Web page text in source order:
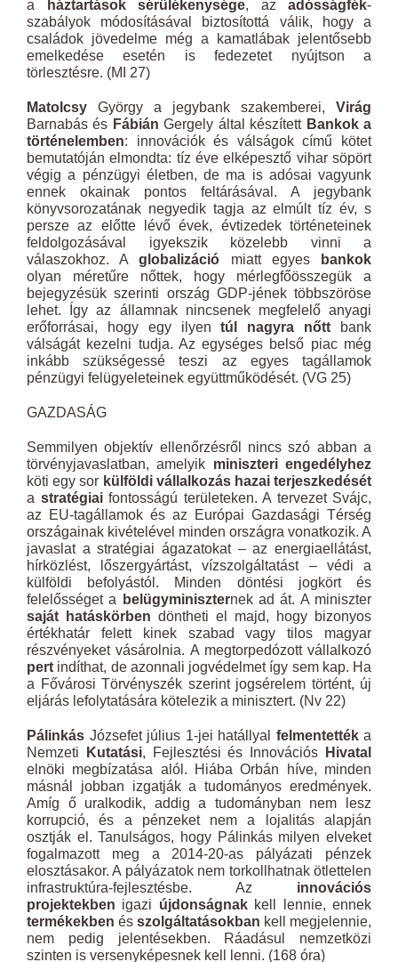
a háztartások sérülékenysége, az adósságfék-
szabályok módosításával biztosítottá válik, hogy a
családok jövedelme még a kamatlábak jelentősebb
emelkedése esetén is fedezetet nyújtson a
törlesztésre. (MI 27)
Matolcsy György a jegybank szakemberei, Virág
Barnabás és Fábián Gergely által készített Bankok a
történelemben: innovációk és válságok című kötet
bemutatóján elmondta: tíz éve elképesztő vihar söpört
végig a pénzügyi életben, de ma is adósai vagyunk
ennek okainak pontos feltárásával. A jegybank
könyvsorozatának negyedik tagja az elmúlt tíz év, s
persze az előtte lévő évek, évtizedek történeteinek
feldolgozásával igyekszik közelebb vinni a
válaszokhoz. Aglobalizáció miatt egyes
bankok
olyan méretűre nőttek, hogy mérlegfőösszegük a
bejegyzésük szerinti ország GDP-jének többszöröse
lehet. Így az államnak nincsenek megfelelő anyagi
erőforrásai, hogy egy ilyentúl nagyra nőtt bank
válságát kezelni tudja. Az egységes belső piac még
inkább szükségessé teszi az egyes tagállamok
pénzügyi felügyeleteinek együttműködését. (VG 25)
GAZDASÁG
Semmilyen objektív ellenőrzésről nincs szó abban a
törvényjavaslatban, amelyik miniszteri engedélyhez
köti egy sor külföldi vállalkozás hazai terjeszkedését
a stratégiaifontosságú területeken. A tervezet Svájc,
az EU-tagállamok és az Európai Gazdasági Térség
országainak kivételével minden országra vonatkozik. A
javaslat a stratégiai ágazatokat – az energiaellátást,
hírközlést, lőszergyártást, vízszolgáltatást – védi a
külföldi befolyástól. Minden döntési jogkört és
felelősséget a
belügyminiszternek ad át. A miniszter
saját hatáskörben döntheti el majd, hogy bizonyos
értékhatár felett kinek szabad vagy tilos magyar
részvényeket vásárolnia. A megtorpedózott vállalkozó
pert indíthat, de azonnali jogvédelmet így sem kap. Ha
a Fővárosi Törvényszék szerint jogsérelem történt, új
eljárás lefolytatására kötelezik a minisztert. (Nv 22)
Pálinkás Józsefet július 1-jei hatállyal felmentettéka
Nemzeti
Kutatási, Fejlesztési és Innovációs
Hivatal
elnöki megbízatása alól. Hiába Orbán híve, minden
másnál jobban izgatják a tudományos eredmények.
Amíg ő uralkodik, addig a tudományban nem lesz
korrupció, és a pénzeket nem a lojalitás alapján
osztják el. Tanulságos, hogy Pálinkás milyen elveket
fogalmazott meg a 2014-20-as pályázati pénzek
elosztásakor. A pályázatok nem torkollhatnak ötlettelen
infrastruktúra-fejlesztésbe. Az innovációs
projektekben igazi újdonságnakkell lennie, ennek
termékekben és szolgáltatásokban kell megjelennie,
nem pedig jelentésekben. Ráadásul nemzetközi
szinten is versenyképesnek kell lenni. (168 óra)